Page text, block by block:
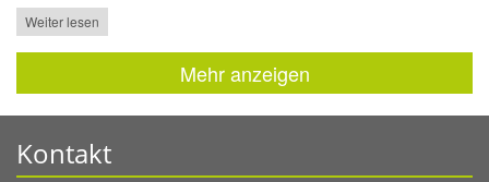
Weiter lesen
Mehr anzeigen
Kontakt